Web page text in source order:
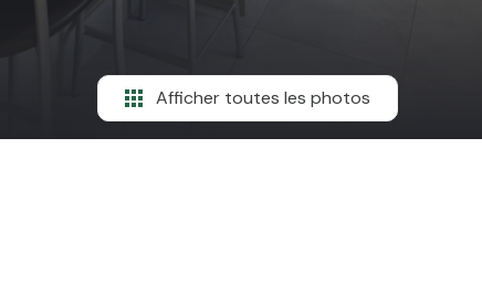
Afficher toutes les photos